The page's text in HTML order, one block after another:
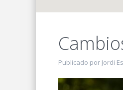
Publicado por Jordi